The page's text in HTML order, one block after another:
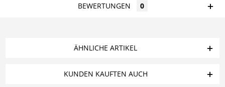
BEWERTUNGEN 0
ÄHNLICHE ARTIKEL
KUNDEN KAUFTEN AUCH